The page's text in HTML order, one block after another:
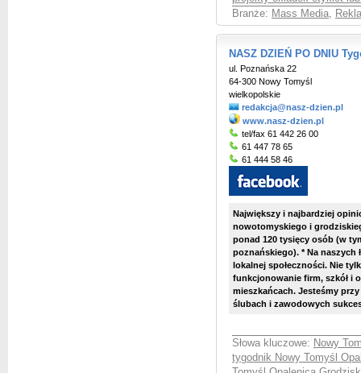
Branże: Mass Media,
NASZ DZIEŃ PO DNIU
ul. Poznańska 22
64-300 Nowy Tomyśl
wielkopolskie
redakcja@nasz-dzien.pl
www.nasz-dzien.pl
tel/fax 61 442 26 00
61 447 78 65
61 444 58 46
Największy i najbardziej
nowotomyskiego i
ponad 120 tysięcy osób (w
poznańskiego). *Na naszych
lokalnej społeczności. Nie
funkcjonowanie firm, szkół i
mieszkańcach. Jesteśmy
ślubach i zawodowych
Słowa kluczowe: Nowy
tygodnik Nowy Tomyśl